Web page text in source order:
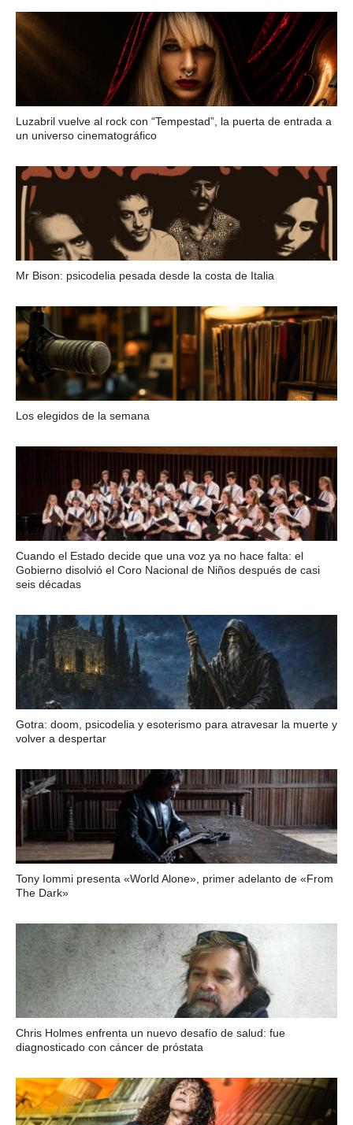
Luzabril vuelve al rock con “Tempestad”, la puerta de entrada a
un universo cinematográfico
Mr Bison: psicodelia pesada desde la costa de Italia
Los elegidos de la semana
Cuando el Estado decide que una voz ya no hace falta: el
Gobierno disolvió el Coro Nacional de Niños después de casi
seis décadas
Gotra: doom, psicodelia y esoterismo para atravesar la muerte y
volver a despertar
Tony Iommi presenta «World Alone», primer adelanto de «From
The Dark»
Chris Holmes enfrenta un nuevo desafío de salud: fue
diagnosticado con cáncer de próstata